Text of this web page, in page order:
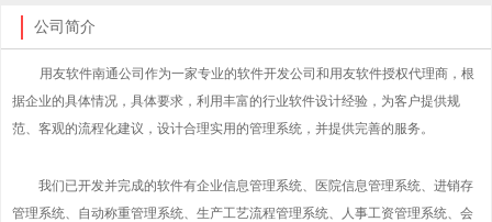
公司简介
用友软件南通公司作为一家专业的软件开发公司和用友软件授权代理商，根
据企业的具体情况，具体要求，利用丰富的行业软件设计经验，为客户提供规
范、客观的流程化建议，设计合理实用的管理系统，并提供完善的服务。
我们已开发并完成的软件有企业信息管理系统、医院信息管理系统、进销存
管理系统、自动称重管理系统、生产工艺流程管理系统、人事工资管理系统、会